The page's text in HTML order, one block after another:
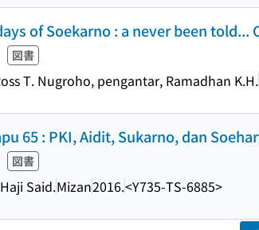
of Soekarno : a never been told...
図書
T. Nugroho, pengantar, Ramadhan K.H.
65 : PKI, Aidit, Sukarno, dan
図書
Said.Mizan2016.<Y735-TS-6885>